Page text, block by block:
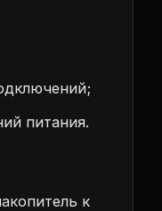
питания.
к